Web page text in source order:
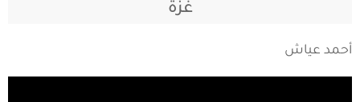
غزة
أحمد عياش